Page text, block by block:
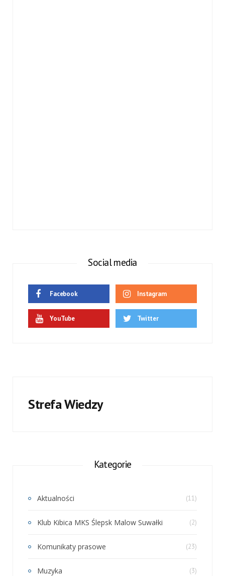
Social media
Facebook Instagram
YouTube Twitter
Strefa Wiedzy
Kategorie
Aktualności (11)
Klub Kibica MKS Ślepsk Malow Suwałki (2)
Komunikaty prasowe (23)
Muzyka (3)